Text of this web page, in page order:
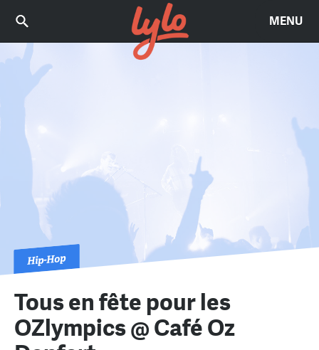
MENU
Hip-Hop
Tous en fête pour les
OZlympics @ Café Oz